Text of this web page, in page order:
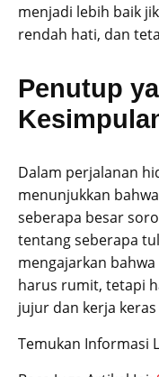
menjadi lebih baik
rendah hati, dan
Penutup
Dalam perjalanan
menunjukkan
seberapa besar
tentang seberapa
mengajarkan
harus rumit, tetapi
jujur dan kerja
Temukan Informasi